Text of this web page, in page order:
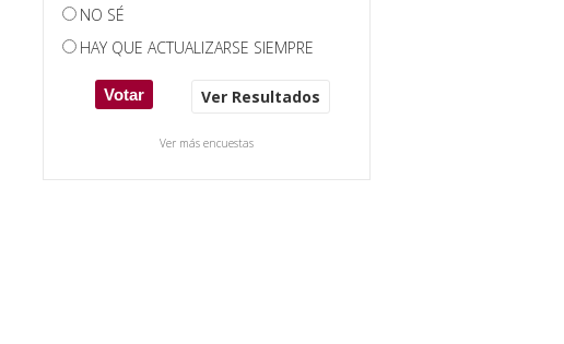
NO SÉ
HAY QUE ACTUALIZARSE SIEMPRE
Ver Resultados
Ver más encuestas